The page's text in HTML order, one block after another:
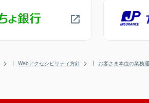
Webアクセシビリティ方針 お客さま本位の業務